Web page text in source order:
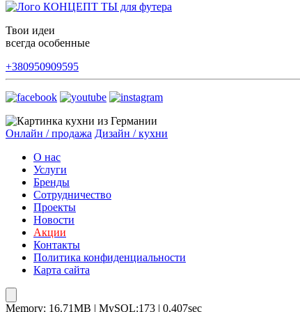
Твои идеи
всегда особенные
+380950909595
Онлайн / продажа Дизайн / кухни
О нас
Услуги
Бренды
Сотрудничество
Проекты
Новости
Акции
Контакты
Политика конфиденциальности
Карта сайта
Memory: 16.71MB | MySQL:173 | 0,407sec